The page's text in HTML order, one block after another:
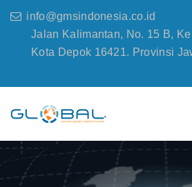
info@gmsindonesia.co.id
Jalan Kalimantan, No. 15 B,
Kota Depok 16421. Provinsi